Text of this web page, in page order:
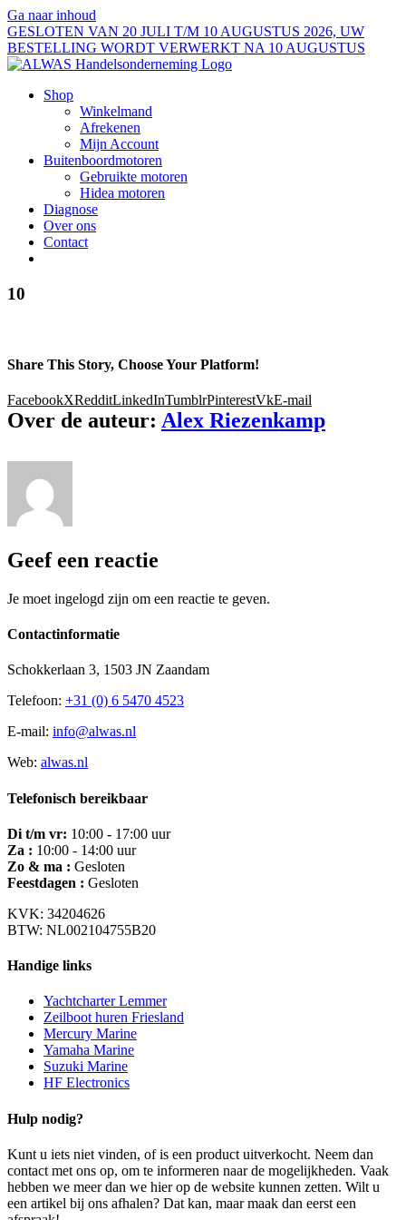
Ga naar inhoud
GESLOTEN VAN 20 JULI T/M 10 AUGUSTUS 2026, UW
BESTELLING WORDT VERWERKT NA 10 AUGUSTUS
Shop
Winkelmand
Afrekenen
Mijn Account
Buitenboordmotoren
Gebruikte motoren
Hidea motoren
Diagnose
Over ons
Contact
10
Share This Story, Choose Your Platform!
FacebookXRedditLinkedInTumblrPinterestVkE-mail
Over de auteur: Alex Riezenkamp
Geef een reactie
Je moet ingelogd zijn om een reactie te geven.
Contactinformatie
Schokkerlaan 3, 1503 JN Zaandam
Telefoon: +31 (0) 6 5470 4523
E-mail: info@alwas.nl
Web: alwas.nl
Telefonisch bereikbaar
Di t/m vr: 10:00 - 17:00 uur
Za : 10:00 - 14:00 uur
Zo & ma : Gesloten
Feestdagen : Gesloten
KVK: 34204626
BTW: NL002104755B20
Handige links
Yachtcharter Lemmer
Zeilboot huren Friesland
Mercury Marine
Yamaha Marine
Suzuki Marine
HF Electronics
Hulp nodig?
Kunt u iets niet vinden, of is een product uitverkocht. Neem dan
contact met ons op, om te informeren naar de mogelijkheden. Vaak
hebben we meer dan we hier op de website kunnen zetten. Wilt u
een artikel bij ons afhalen? Dat kan, maar maak dan eerst een